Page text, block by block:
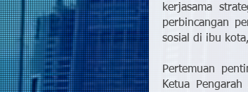
kerjasama
perbincangan
sosial di ibu
Pertemuan
Ketua